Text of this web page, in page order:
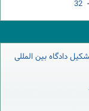
32-
دادگاه بین المللی